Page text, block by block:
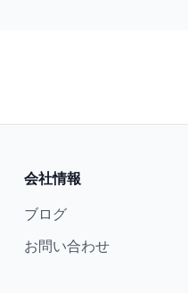
会社情報
ブログ
お問い合わせ